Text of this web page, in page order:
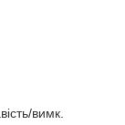
вимк.